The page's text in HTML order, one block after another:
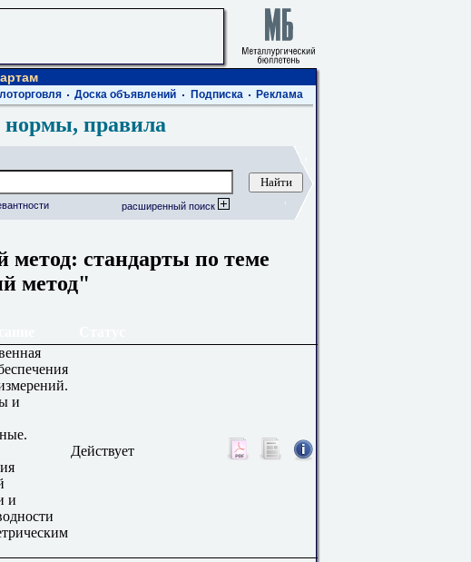
Доска объявлений Подписка Реклама
правила
расширенный поиск
метод: стандарты по теме
метод"
и
и
Действует